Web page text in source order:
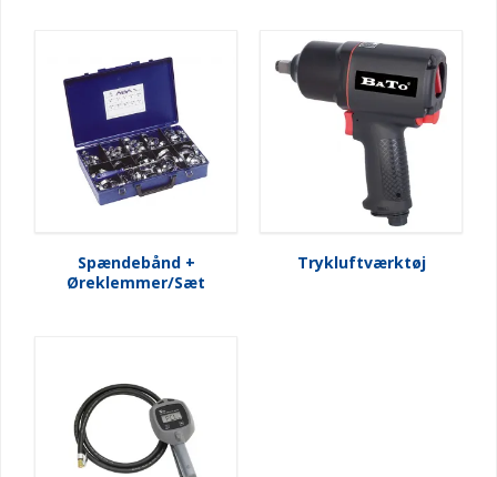
Spændebånd +
Øreklemmer/Sæt
Trykluftværktøj